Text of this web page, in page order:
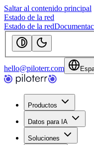
Saltar al contenido principal
Estado de la red
Estado de la red
hello@piloterr.com
Productos
Datos para IA
Soluciones